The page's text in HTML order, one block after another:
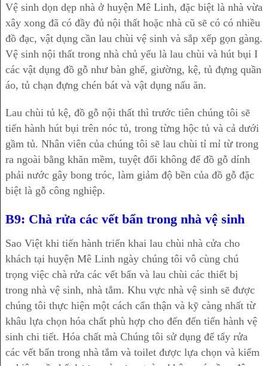
Vệ sinh dọn dẹp nhà ở huyện Mê Linh, đặc biệt là nhà vừa
xây xong đã có đầy đủ nội thất hoặc nhà cũ sẽ có có nhiều
đồ đạc, vật dụng cần lau chùi vệ sinh và sắp xếp gọn gàng.
Vệ sinh nội thất trong nhà chủ yếu là lau chùi và hút bụi I
các vật dụng đồ gỗ như bàn ghế, giường, kệ, tủ đựng quần
áo, tủ chạn đựng chén bát và vật dụng nấu ăn.
Lau chùi tủ kệ, đồ gỗ nội thất thì trước tiên chúng tôi sẽ
tiến hành hút bụi trên nóc tủ, trong từng hộc tủ và cả dưới
gầm tủ. Nhân viên của chúng tôi sẽ lau chùi tỉ mỉ từ trong
ra ngoài bằng khăn mềm, tuyệt đối không để đồ gỗ dính
phải nước gây bong tróc, làm giảm độ bền của đồ gỗ đặc
biệt là gỗ công nghiệp.
B9: Chà rửa các vết bẩn trong nhà vệ sinh
Sao Việt khi tiến hành triển khai lau chùi nhà cửa cho
khách tại huyện Mê Linh ngày chúng tôi vô cùng chú
trọng việc chà rửa các vết bẩn và lau chùi các thiết bị
trong nhà vệ sinh, nhà tắm. Khu vực nhà vệ sinh sẽ được
chúng tôi thực hiện một cách cẩn thận và kỹ càng nhất từ
khâu lựa chọn hóa chất phù hợp cho đến đến tiến hành vệ
sinh chi tiết. Hóa chất mà Chúng tôi sử dụng để tẩy rửa
các vết bẩn trong nhà tắm và toilet được lựa chọn và kiểm